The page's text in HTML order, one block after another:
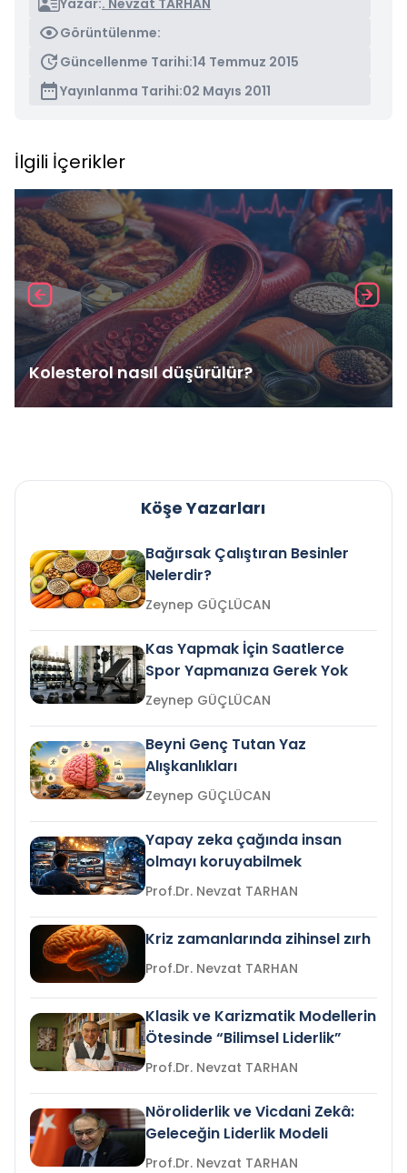
Yazar:. Nevzat TARHAN
Görüntülenme:
Güncellenme Tarihi:14 Temmuz 2015
Yayınlanma Tarihi:02 Mayıs 2011
İlgili İçerikler
Kolesterol nasıl düşürülür?
Köşe Yazarları
Bağırsak Çalıştıran Besinler
Nelerdir?
Zeynep GÜÇLÜCAN
Kas Yapmak İçin Saatlerce
Spor Yapmanıza Gerek Yok
Zeynep GÜÇLÜCAN
Beyni Genç Tutan Yaz
Alışkanlıkları
Zeynep GÜÇLÜCAN
Yapay zeka çağında insan
olmayı koruyabilmek
Prof.Dr. Nevzat TARHAN
Kriz zamanlarında zihinsel zırh
Prof.Dr. Nevzat TARHAN
Klasik ve Karizmatik Modellerin
Ötesinde “Bilimsel Liderlik”
Prof.Dr. Nevzat TARHAN
Nöroliderlik ve Vicdani Zekâ:
Geleceğin Liderlik Modeli
Prof.Dr. Nevzat TARHAN